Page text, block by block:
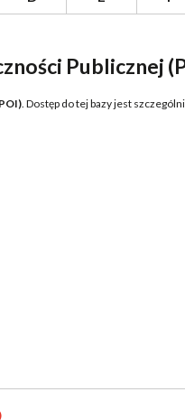
Publicznej
. Dostęp do tej bazy jest